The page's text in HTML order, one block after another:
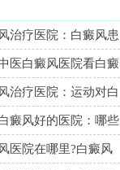
治疗医院：白癜风患
医白癜风医院看白癜
治疗医院：运动对白
癜风好的医院：哪些
医院在哪里?白癜风